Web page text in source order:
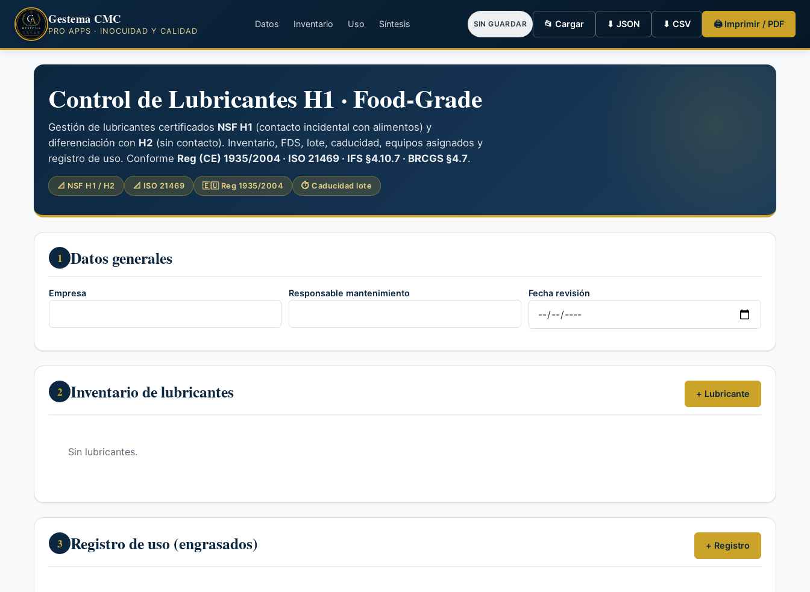
Gestema CMC
PRO APPS · INOCUIDAD Y CALIDAD
Datos Inventario Uso Síntesis SIN GUARDAR 📂 Cargar ⬇ JSON ⬇ CSV 🖨 Imprimir / PDF
Control de Lubricantes H1 · Food-Grade
Gestión de lubricantes certificados NSF H1 (contacto incidental con alimentos) y
diferenciación con H2 (sin contacto). Inventario, FDS, lote, caducidad, equipos asignados y
registro de uso. Conforme Reg (CE) 1935/2004 · ISO 21469 · IFS §4.10.7 · BRCGS §4.7.
📐 NSF H1 / H2 📐 ISO 21469 🇪🇺 Reg 1935/2004 ⏱ Caducidad lote
1 Datos generales
Empresa Responsable mantenimiento Fecha revisión
2 Inventario de lubricantes + Lubricante
Sin lubricantes.
3 Registro de uso (engrasados) + Registro